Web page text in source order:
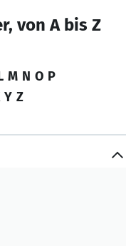
von A bis Z
M N O P
Y Z